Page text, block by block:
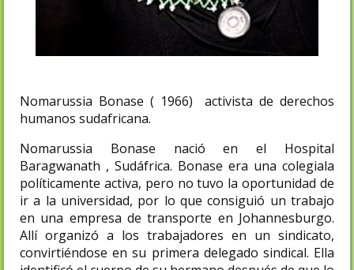
Nomarussia Bonase ( 1966) activista de derechos
humanos sudafricana.
Nomarussia Bonase nació en el Hospital
Baragwanath , Sudáfrica. Bonase era una colegiala
políticamente activa, pero no tuvo la oportunidad de
ir a la universidad, por lo que consiguió un trabajo
en una empresa de transporte en Johannesburgo.
Allí organizó a los trabajadores en un sindicato,
convirtiéndose en su primera delegado sindical. Ella